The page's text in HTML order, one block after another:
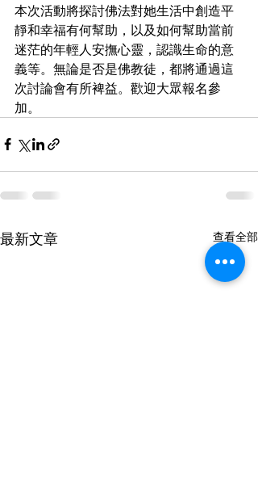
本次活動將探討佛法對她生活中創造平
靜和幸福有何幫助，以及如何幫助當前
迷茫的年輕人安撫心靈，認識生命的意
義等。無論是否是佛教徒，都將通過這
次討論會有所裨益。歡迎大眾報名參
加。
最新文章 查看全部